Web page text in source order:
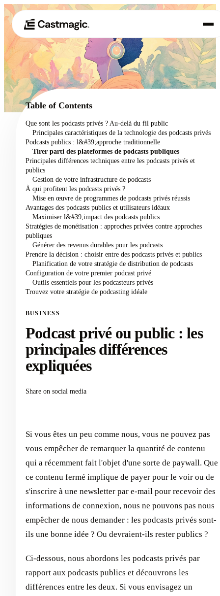
Produit
02 Cas d'utilisation
Tarification
À propos de nous
Table of Contents
Que sont les podcasts privés ? Au-delà du fil public
Principales caractéristiques de la technologie des podcasts privés
Podcasts publics : l&#39;approche traditionnelle
Tirer parti des plateformes de podcasts publiques
Principales différences techniques entre les podcasts privés et
publics
Gestion de votre infrastructure de podcasts
À qui profitent les podcasts privés ?
Mise en œuvre de programmes de podcasts privés réussis
Avantages des podcasts publics et utilisateurs idéaux
Maximiser l&#39;impact des podcasts publics
Stratégies de monétisation : approches privées contre approches
publiques
Générer des revenus durables pour les podcasts
Prendre la décision : choisir entre des podcasts privés et publics
Planification de votre stratégie de distribution de podcasts
Configuration de votre premier podcast privé
Outils essentiels pour les podcasteurs privés
Trouvez votre stratégie de podcasting idéale
BUSINESS
Podcast privé ou public : les
principales différences
expliquées
Share on social media
Si vous êtes un peu comme nous, vous ne pouvez pas
vous empêcher de remarquer la quantité de contenu
qui a récemment fait l'objet d'une sorte de paywall. Que
ce contenu fermé implique de payer pour le voir ou de
s'inscrire à une newsletter par e-mail pour recevoir des
informations de connexion, nous ne pouvons pas nous
empêcher de nous demander : les podcasts privés sont-
ils une bonne idée ? Ou devraient-ils rester publics ?
Ci-dessous, nous abordons les podcasts privés par
rapport aux podcasts publics et découvrons les
différences entre les deux. Si vous envisagez un